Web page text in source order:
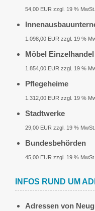
54,00 EUR zzgl. 19 % MwSt.
1.098,00 EUR zzgl. 19 %
Möbel Einzelhandel
1.854,00 EUR zzgl. 19 %
Pflegeheime
1.312,00 EUR zzgl. 19 %
Stadtwerke
29,00 EUR zzgl. 19 % MwSt.
Bundesbehörden
45,00 EUR zzgl. 19 % MwSt.
INFOS RUND UM
Adressen von